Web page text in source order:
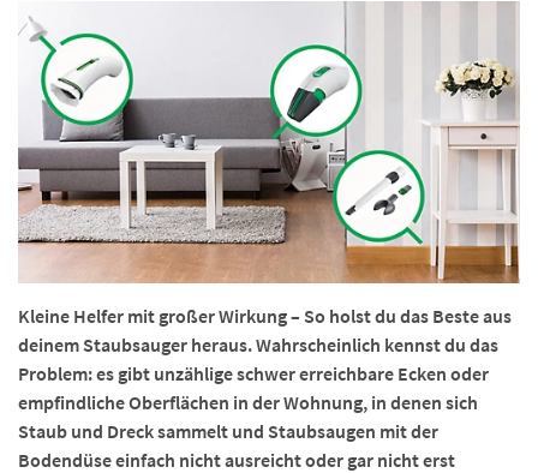
Kleine Helfer mit großer Wirkung – So holst du das Beste aus
deinem Staubsauger heraus. Wahrscheinlich kennst du das
Problem: es gibt unzählige schwer erreichbare Ecken oder
empfindliche Oberflächen in der Wohnung, in denen sich
Staub und Dreck sammelt und Staubsaugen mit der
Bodendüse einfach nicht ausreicht oder gar nicht erst